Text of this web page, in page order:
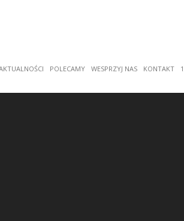
POLECAMY WESPRZYJ NAS KONTAKT